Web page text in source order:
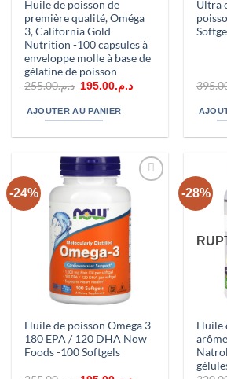
Huile de poisson de
première qualité, Oméga
3, California Gold
Nutrition -100 capsules à
enveloppe molle à base de
gélatine de poisson
د.م.255.00
Le
initial
était :
د.م.195.00
Le
AJOUTER AU PANIER
Ultra
-24%
Ajouter
d’envies
Huile de poisson Omega 3
180 EPA / 120 DHA Now
Foods -100 Softgels
-28%
Huile